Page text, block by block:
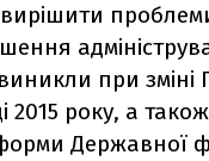
при зміні
2015 року, а
Державної